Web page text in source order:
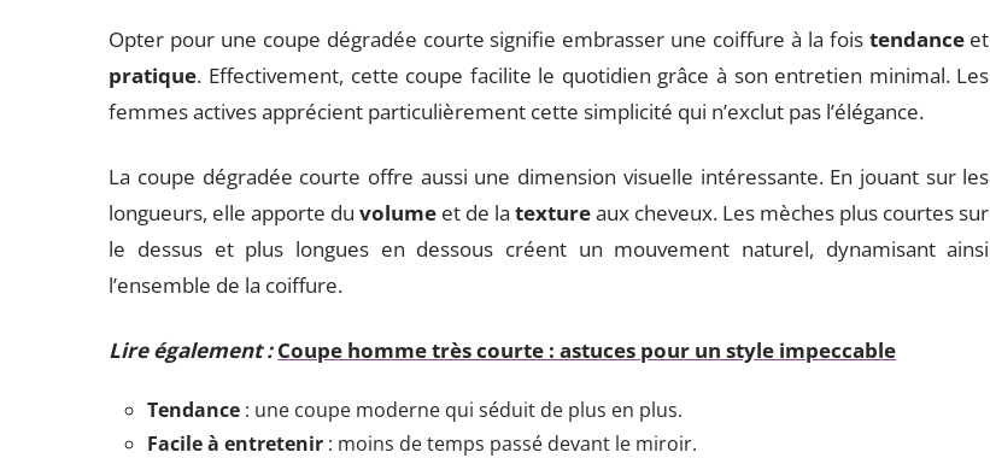
Opter pour une coupe dégradée courte signifie embrasser une coiffure à la fois tendanceet
pratique. Effectivement, cette coupe facilite le quotidien grâce à son entretien minimal. Les
femmes actives apprécient particulièrement cette simplicité qui n’exclut pas l’élégance.
La coupe dégradée courte offre aussi une dimension visuelle intéressante. En jouant sur les
longueurs, elle apporte duvolume et de latextureaux cheveux. Les mèches plus courtes sur
le dessus et plus longues en dessous créent un mouvement naturel, dynamisant ainsi
l’ensemble de la coiffure.
Lire également : Coupe homme très courte : astuces pour un style impeccable
Tendance : une coupe moderne qui séduit de plus en plus.
Facile à entretenir : moins de temps passé devant le miroir.